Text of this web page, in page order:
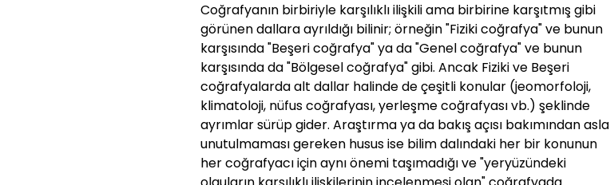
Coğrafyanın birbiriyle karşılıklı ilişkili ama birbirine karşıtmış gibi
görünen dallara ayrıldığı bilinir; örneğin "Fiziki coğrafya" ve bunun
karşısında "Beşeri coğrafya" ya da "Genel coğrafya" ve bunun
karşısında da "Bölgesel coğrafya" gibi. Ancak Fiziki ve Beşeri
coğrafyalarda alt dallar halinde de çeşitli konular (jeomorfoloji,
klimatoloji, nüfus coğrafyası, yerleşme coğrafyası vb.) şeklinde
ayrımlar sürüp gider. Araştırma ya da bakış açısı bakımından asla
unutulmaması gereken husus ise bilim dalındaki her bir konunun
her coğrafyacı için aynı önemi taşımadığı ve "yeryüzündeki